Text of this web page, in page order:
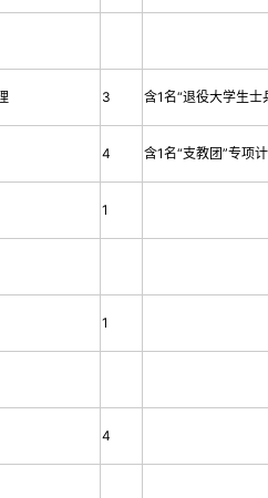
3 含1名“退役大学生士
4 含1名“支教团”专项
1
1
4